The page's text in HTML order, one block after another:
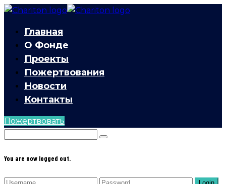
Главная
О Фонде
Проекты
Пожертвования
Новости
Контакты
Пожертвовать
You are now logged out.